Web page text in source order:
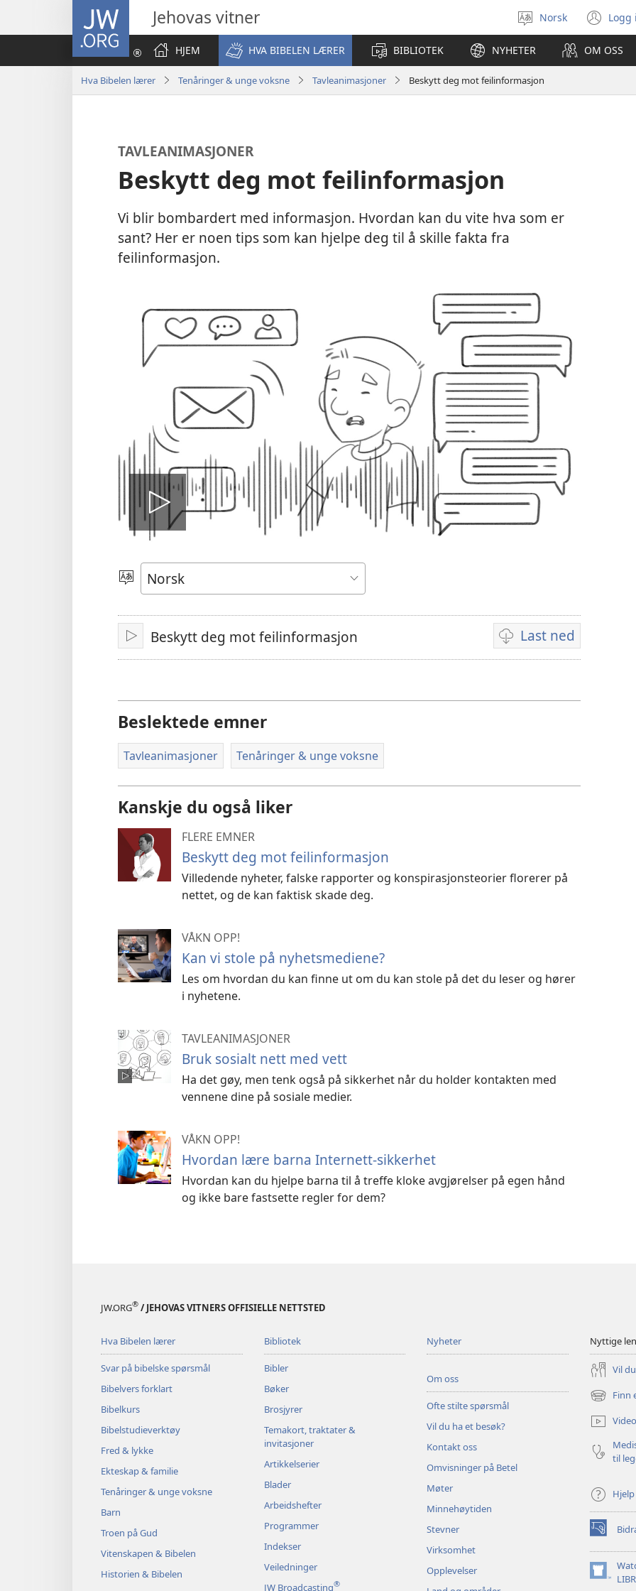
JW.ORG Jehovas vitner
Velg
språk
Norsk Logg
nytt
HJEM HVA BIBELEN LÆRER BIBLIOTEK NYHETER OM OSS
Hva Bibelen lærer Tenåringer & unge voksne Tavleanimasjoner Beskytt deg mot feilinformasjon
TAVLEANIMASJONER
Beskytt deg mot feilinformasjon
Vi blir bombardert med informasjon. Hvordan kan du vite hva som er
sant? Her er noen tips som kan hjelpe deg til å skille fakta fra
feilinformasjon.
Spill
video
Velg
språk
Spill
av
Beskytt deg mot feilinformasjon Last ned
for
Beslektede emner
Tavleanimasjoner Tenåringer & unge voksne
Kanskje du også liker
FLERE EMNER
Beskytt deg mot feilinformasjon
Villedende nyheter, falske rapporter og konspirasjonsteorier florerer på
nettet, og de kan faktisk skade deg.
VÅKN OPP!
Kan vi stole på nyhetsmediene?
Les om hvordan du kan finne ut om du kan stole på det du leser og hører
i nyhetene.
TAVLEANIMASJONER
Bruk sosialt nett med vett
Ha det gøy, men tenk også på sikkerhet når du holder kontakten med
vennene dine på sosiale medier.
VÅKN OPP!
Hvordan lære barna Internett-sikkerhet
Hvordan kan du hjelpe barna til å treffe kloke avgjørelser på egen hånd
og ikke bare fastsette regler for dem?
JW.ORG® / JEHOVAS VITNERS OFFISIELLE NETTSTED
Hva Bibelen lærer
Svar på bibelske spørsmål
Bibelvers forklart
Bibelkurs
Bibelstudieverktøy
Fred & lykke
Ekteskap & familie
Tenåringer & unge voksne
Barn
Troen på Gud
Vitenskapen & Bibelen
Historien & Bibelen
Bibliotek
Bibler
Bøker
Brosjyrer
Temakort, traktater &
invitasjoner
Artikkelserier
Blader
Arbeidshefter
Programmer
Indekser
Veiledninger
JW Broadcasting®
Nyheter
Om oss
Ofte stilte spørsmål
Vil du ha et besøk?
Kontakt oss
Omvisninger på Betel
Møter
Minnehøytiden
Stevner
Virksomhet
Opplevelser
Nyttige
Vil
Finn
(åpner
nytt
vindu)
til
Hjelp
(åpner
nytt
vindu)
(åpner